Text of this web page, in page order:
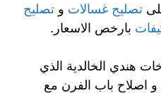
تصليح غسالات و تصليح
بارخص الاسعار.
هندي الخالدية الذي
اصلاح باب الفرن مع